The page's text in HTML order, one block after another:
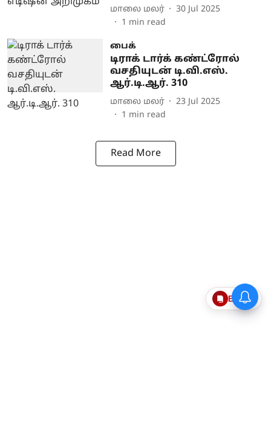
மாலை மலர்
30 Jul 2025
1 min read
பைக்
டிராக் டார்க் கண்ட்ரோல்
வசதியுடன் டி.வி.எஸ்.
ஆர்.டி.ஆர். 310
மாலை மலர்
23 Jul 2025
1 min read
Read More
Epaper
மக்களுக்காக அவமானத்தை
தாங்க தயார்.. பெங்களூரு விசிட்